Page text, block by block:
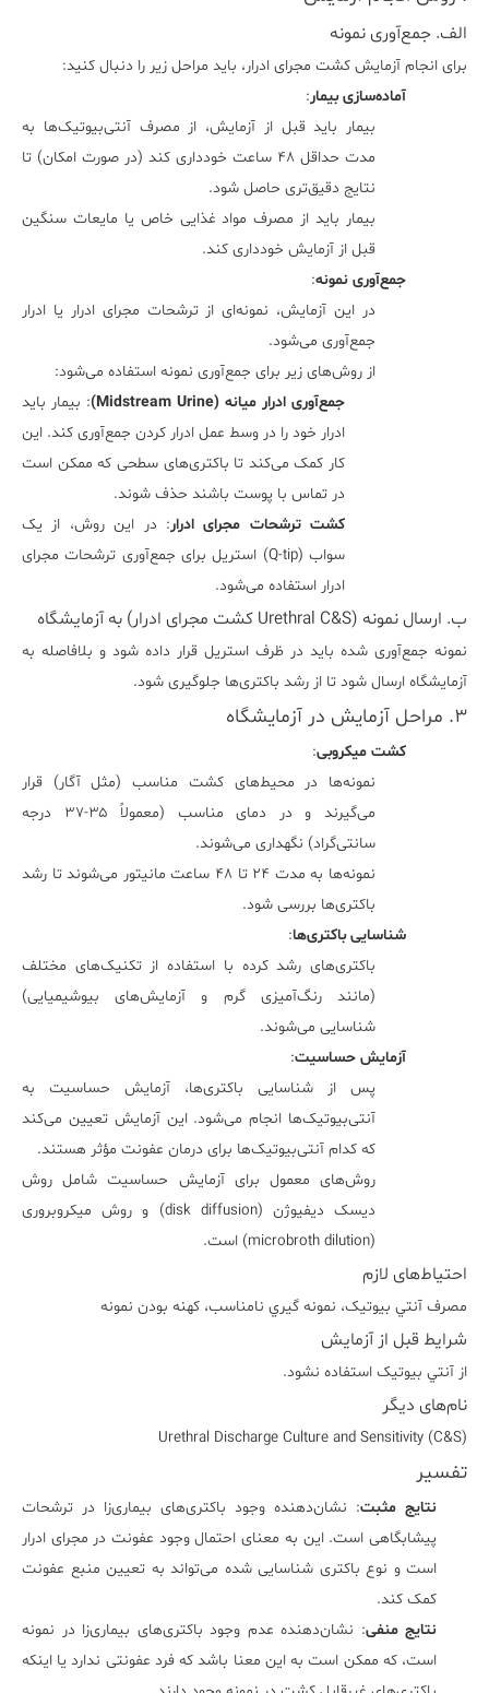
الف. جمع‌آوری نمونه
برای انجام آزمایش کشت مجرای ادرار، باید مراحل زیر را دنبال کنید:
آماده‌سازی بیمار:
بیمار باید قبل از آزمایش، از مصرف آنتی‌بیوتیک‌ها به
مدت حداقل ۴۸ ساعت خودداری کند (در صورت امکان) تا
نتایج دقیق‌تری حاصل شود.
بیمار باید از مصرف مواد غذایی خاص یا مایعات سنگین
قبل از آزمایش خودداری کند.
جمع‌آوری نمونه:
در این آزمایش، نمونه‌ای از ترشحات مجرای ادرار یا ادرار
جمع‌آوری می‌شود.
از روش‌های زیر برای جمع‌آوری نمونه استفاده می‌شود:
جمع‌آوری ادرار میانه (Midstream Urine)
: بیمار باید
ادرار خود را در وسط عمل ادرار کردن جمع‌آوری کند. این
کار کمک می‌کند تا باکتری‌های سطحی که ممکن است
در تماس با پوست باشند حذف شوند.
کشت ترشحات مجرای ادرار: در این روش، از یک
سواب (Q-tip) استریل برای جمع‌آوری ترشحات مجرای
ادرار استفاده می‌شود.
ب. ارسال نمونه (Urethral C&S کشت مجرای ادرار) به آزمایشگاه
نمونه جمع‌آوری شده باید در ظرف استریل قرار داده شود و بلافاصله به
آزمایشگاه ارسال شود تا از رشد باکتری‌ها جلوگیری شود.
۳. مراحل آزمایش در آزمایشگاه
کشت میکروبی:
نمونه‌ها در محیط‌های کشت مناسب (مثل آگار) قرار
می‌گیرند و در دمای مناسب (معمولاً ۳۵-۳۷ درجه
سانتی‌گراد) نگهداری می‌شوند.
نمونه‌ها به مدت ۲۴ تا ۴۸ ساعت مانیتور می‌شوند تا رشد
باکتری‌ها بررسی شود.
شناسایی باکتری‌ها:
باکتری‌های رشد کرده با استفاده از تکنیک‌های مختلف
(مانند رنگ‌آمیزی گرم و آزمایش‌های بیوشیمیایی)
شناسایی می‌شوند.
آزمایش حساسیت:
پس از شناسایی باکتری‌ها، آزمایش حساسیت به
آنتی‌بیوتیک‌ها انجام می‌شود. این آزمایش تعیین می‌کند
که کدام آنتی‌بیوتیک‌ها برای درمان عفونت مؤثر هستند.
روش‌های معمول برای آزمایش حساسیت شامل روش
دیسک دیفیوژن (disk diffusion) و روش میکروبروری
(microbroth dilution) است.
احتیاط‌های لازم
مصرف آنتي بيوتيک، نمونه گيري نامناسب، کهنه بودن نمونه
شرایط قبل از آزمایش
از آنتي بيوتيک استفاده نشود.
نام‌های دیگر
Urethral Discharge Culture and Sensitivity (C&S)
تفسیر
نتایج مثبت: نشان‌دهنده وجود باکتری‌های بیماری‌زا در ترشحات
پیشابگاهی است. این به معنای احتمال وجود عفونت در مجرای ادرار
است و نوع باکتری شناسایی شده می‌تواند به تعیین منبع عفونت
کمک کند.
نتایج منفی: نشان‌دهنده عدم وجود باکتری‌های بیماری‌زا در نمونه
است، که ممکن است به این معنا باشد که فرد عفونتی ندارد یا اینکه